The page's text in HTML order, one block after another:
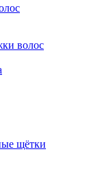
волос
щётки